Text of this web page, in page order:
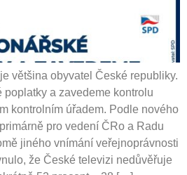
většina obyvatel České republiky.
a zavedeme kontrolu
kontrolním úřadem. Podle nového
pro vedení ČRo a Radu
jiného vnímání veřejnoprávnosti
že České televizi nedůvěřuje